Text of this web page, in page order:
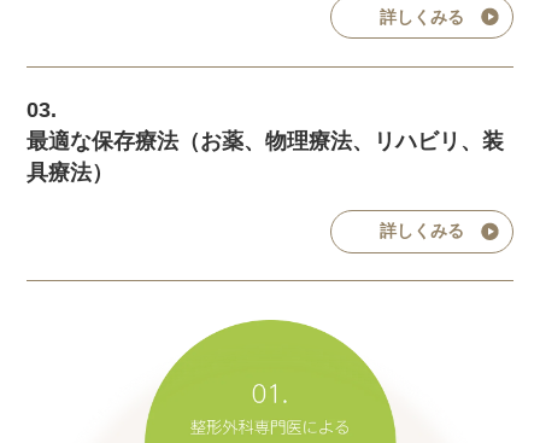
詳しくみる
03.
最適な保存療法（お薬、物理療法、リハビリ、装
具療法）
詳しくみる